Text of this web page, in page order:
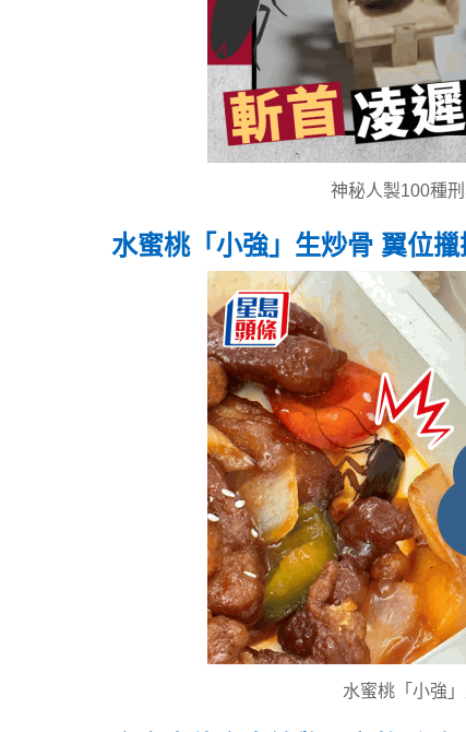
神秘人製100種
水蜜桃「小強」生炒骨 翼位
水蜜桃「小強